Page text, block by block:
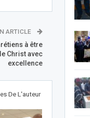
ARTICLE
à être
Christ avec
excellence
De L'auteur